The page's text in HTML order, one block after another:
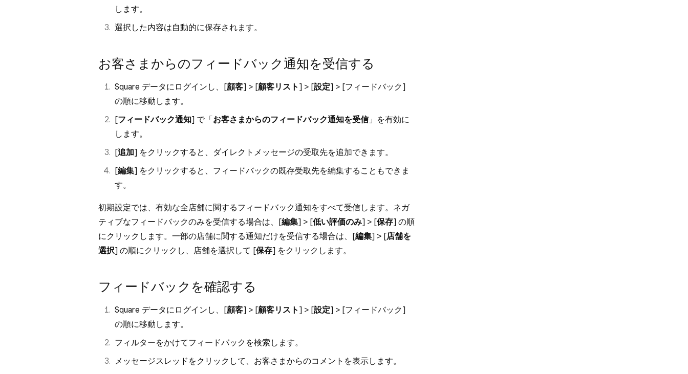
します。
選択した内容は自動的に保存されます。
お客さまからのフィードバック通知を受信する
Square データにログインし、[顧客] > [顧客リスト ] > [設定] > [フィードバック]
の順に移動します。
[フィードバック通知] で「お客さまからのフィードバック通知を受信」を有効に
します。
[追加] をクリックすると、ダイレクトメッセージの受取先を追加できます。
[編集] をクリックすると、フィードバックの既存受取先を編集することもできま
す。
初期設定では、有効な全店舗に関するフィードバック通知をすべて受信します。ネガ
ティブなフィードバックのみを受信する場合は、[編集] > [低い評価のみ] > [保存] の順
にクリックします。一部の店舗に関する通知だけを受信する場合は、[編集] > [店舗を
選択] の順にクリックし、店舗を選択して [保存] をクリックします。
フィードバックを確認する
Square データにログインし、[顧客] > [顧客リスト ] > [設定] > [フィードバック]
の順に移動します。
フィルターをかけてフィードバックを検索します。
メッセージスレッドをクリックして、お客さまからのコメントを表示します。